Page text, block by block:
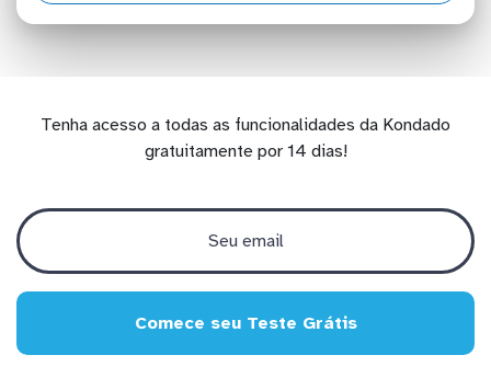
Tenha acesso a todas as funcionalidades da Kondado
gratuitamente por 14 dias!
Comece seu Teste Grátis